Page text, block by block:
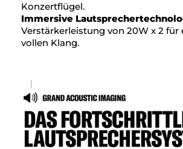
Konzertflügel.
Immersive
Verstärkerleistung von 20W x 2 für
vollen Klang.